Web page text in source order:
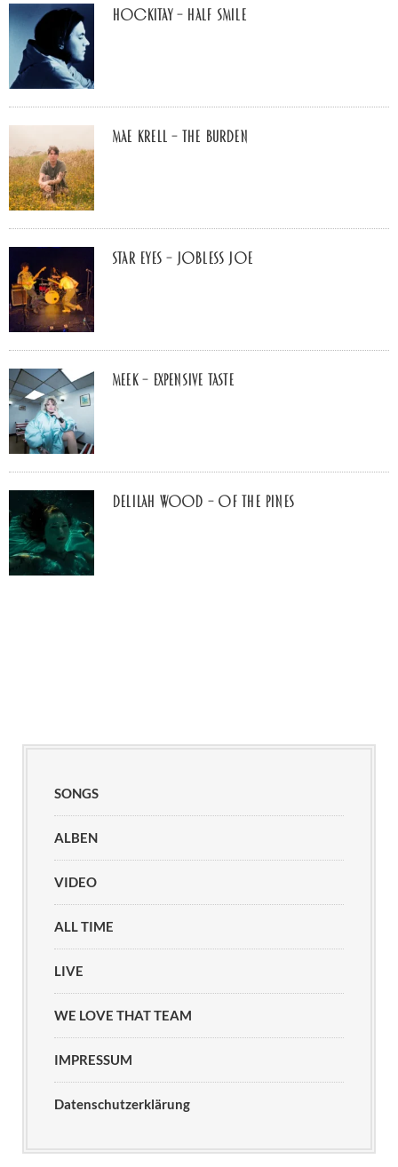
Hockitay – half smile
Mae Krell – the burden
Star Eyes – Jobless Joe
MEEK – Expensive Taste
Delilah Wood – of the pines
SONGS
ALBEN
VIDEO
ALL TIME
LIVE
WE LOVE THAT TEAM
IMPRESSUM
Datenschutzerklärung